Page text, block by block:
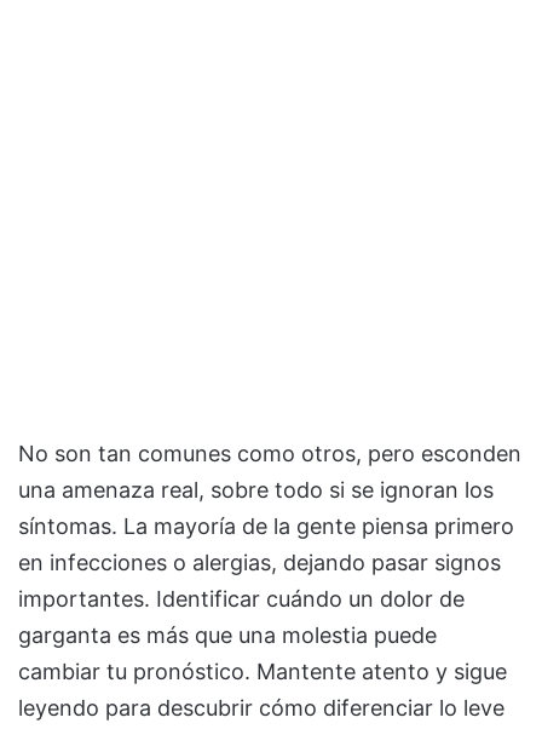
No son tan comunes como otros, pero esconden
una amenaza real, sobre todo si se ignoran los
síntomas. La mayoría de la gente piensa primero
en infecciones o alergias, dejando pasar signos
importantes. Identificar cuándo un dolor de
garganta es más que una molestia puede
cambiar tu pronóstico. Mantente atento y sigue
leyendo para descubrir cómo diferenciar lo leve